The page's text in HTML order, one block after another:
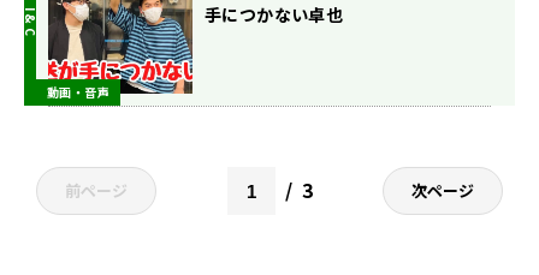
動画・音声
手につかない卓也
前ページ 3 次ページ